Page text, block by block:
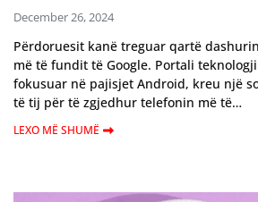
December 26, 2024
Përdoruesit kanë treguar qartë
më të fundit të Google. Portali
fokusuar në pajisjet Android, kreu një
të tij për të zgjedhur telefonin më të…
LEXO MË SHUMË